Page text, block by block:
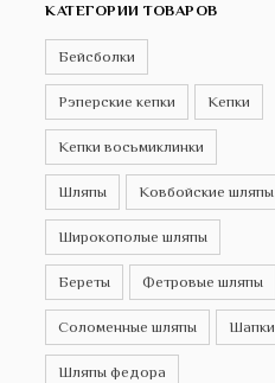
КАТЕГОРИИ ТОВАРОВ
Бейсболки
Рэперские кепки Кепки
Кепки восьмиклинки
Шляпы Ковбойские шляпы
Широкополые шляпы
Береты Фетровые шляпы
Соломенные шляпы Шапки
Шляпы федора